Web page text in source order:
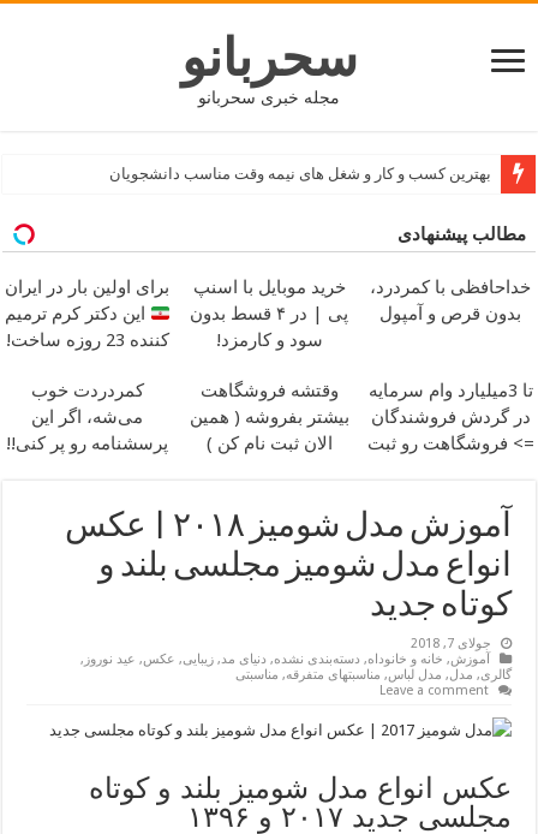
سحربانو
مجله خبری سحربانو
بهترین کسب و کار و شغل های نیمه وقت مناسب دانشجویان
نکات بسیار ضروری قبل از اجاره یا خرید آپارتمان
مطالب پیشنهادی
خداحافظی با کمردرد،
بدون قرص و آمپول
خرید موبایل با اسنپ
پی | در ۴ قسط بدون
سود و کارمزد!
برای اولین بار در ایران
این دکتر کرم ترمیم
کننده 23 روزه ساخت!
تا 3میلیارد وام سرمایه
در گردش فروشندگان
=> فروشگاهت رو ثبت
وقتشه فروشگاهت
بیشتر بفروشه ( همین
الان ثبت نام کن )
کمردردت خوب
می‌شه، اگر این
پرسشنامه رو پر کنی!!
آموزش مدل شومیز ۲۰۱۸ | عکس
انواع مدل شومیز مجلسی بلند و
کوتاه جدید
جولای 7, 2018
آموزش, خانه و خانوداه, دسته‌بندی نشده, دنیای مد,زیبایی, عکس, عید نوروز ,
گالری, مدل, مدل لباس, مناسبتهای متفرقه, مناسبتی
Leave a comment
عکس انواع مدل شومیز بلند و کوتاه
مجلسی جدید ۲۰۱۷ و ۱۳۹۶